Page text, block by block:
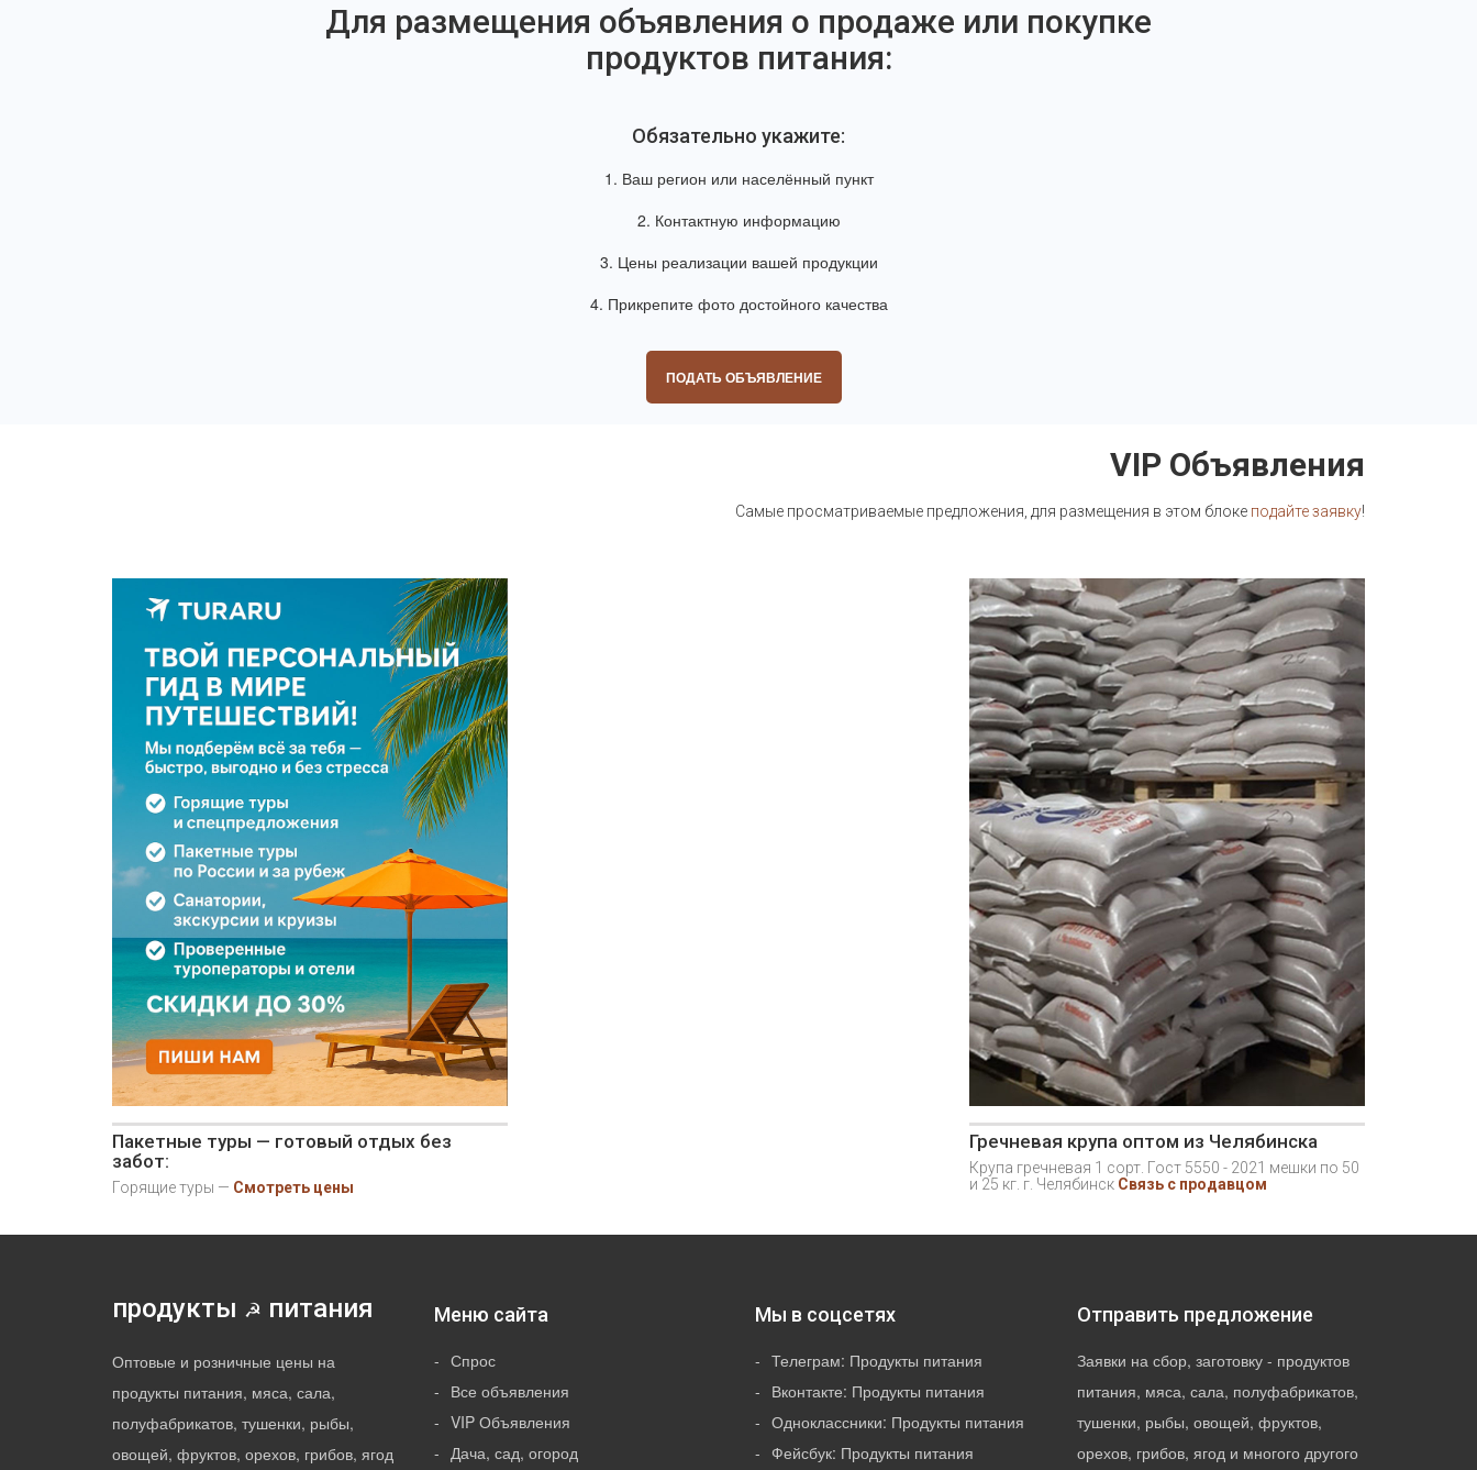
Для размещения объявления о продаже или покупке
продуктов питания:
Обязательно укажите:
1. Ваш регион или населённый пункт
2. Контактную информацию
3. Цены реализации вашей продукции
4. Прикрепите фото достойного качества
ПОДАТЬ ОБЪЯВЛЕНИЕ
VIP Объявления
Самые просматриваемые предложения, для размещения в этом блоке подайте заявку!
Пакетные туры — готовый отдых без
забот:
Горящие туры — Смотреть цены
Гречневая крупа оптом из Челябинска
Крупа гречневая 1 сорт. Гост 5550 - 2021 мешки по 50
и 25 кг. г. Челябинск Связь с продавцом
продукты ☭ питания
Оптовые и розничные цены на
продукты питания, мяса, сала,
полуфабрикатов, тушенки, рыбы,
овощей, фруктов, орехов, грибов, ягод
Меню сайта
Спрос
Все объявления
VIP Объявления
Дача, сад, огород
Мы в соцсетях
Телеграм: Продукты питания
Вконтакте: Продукты питания
Одноклассники: Продукты питания
Фейсбук: Продукты питания
Отправить предложение
Заявки на сбор, заготовку - продуктов
питания, мяса, сала, полуфабрикатов,
тушенки, рыбы, овощей, фруктов,
орехов, грибов, ягод и многого другого